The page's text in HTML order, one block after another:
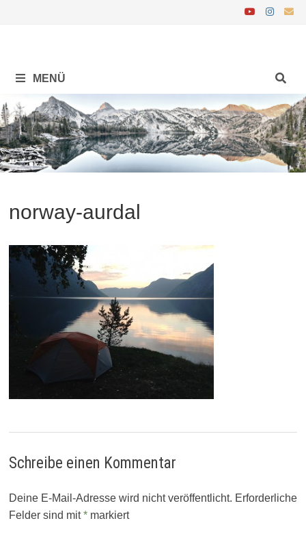
MENÜ
norway-aurdal
Schreibe einen Kommentar
Deine E-Mail-Adresse wird nicht veröffentlicht. Erforderliche
Felder sind mit*markiert